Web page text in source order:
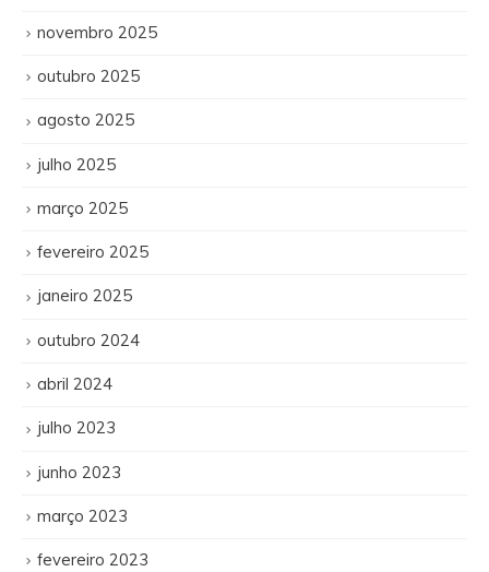
novembro 2025
outubro 2025
agosto 2025
julho 2025
março 2025
fevereiro 2025
janeiro 2025
outubro 2024
abril 2024
julho 2023
junho 2023
março 2023
fevereiro 2023